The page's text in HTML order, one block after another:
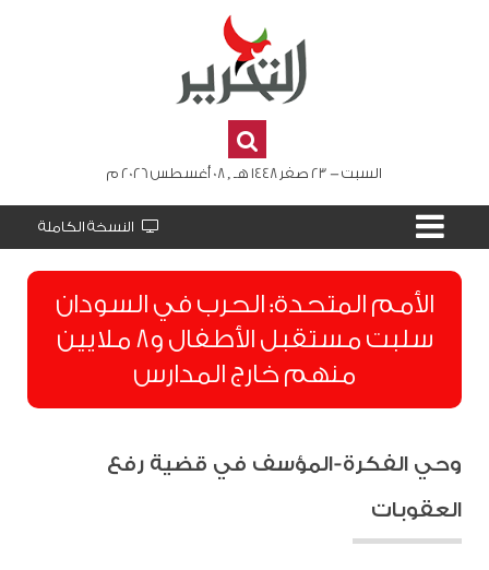
السبت - 23 صفر 1448 هـ , 08 أغسطس 2026 م
النسخة الكاملة
الأمم المتحدة: الحرب في السودان
سلبت مستقبل الأطفال و8 ملايين
منهم خارج المدارس
وحي الفكرة-المؤسف في قضية رفع
العقوبات